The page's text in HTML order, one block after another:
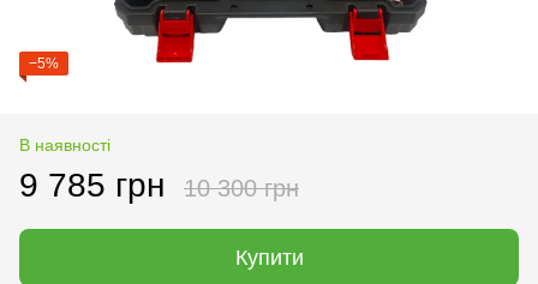
−5%
В наявності
9 785 грн 10 300 грн
Купити